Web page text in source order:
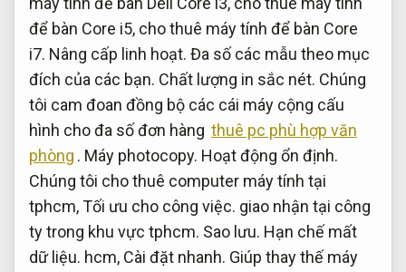
để bàn Core i5, cho thuê máy tính để bàn Core
i7. Nâng cấp linh hoạt. Đa số các mẫu theo mục
đích của các bạn. Chất lượng in sắc nét. Chúng
tôi cam đoan đồng bộ các cái máy cộng cấu
hình cho đa số đơn hàng thuê pc phù hợp văn
phòng . Máy photocopy. Hoạt động ổn định.
Chúng tôi cho thuê computer máy tính tại
tphcm,Tối ưu cho công việc. giao nhận tại công
ty trong khu vực tphcm. Sao lưu. Hạn chế mất
dữ liệu. hcm, Cài đặt nhanh. Giúp thay thế máy